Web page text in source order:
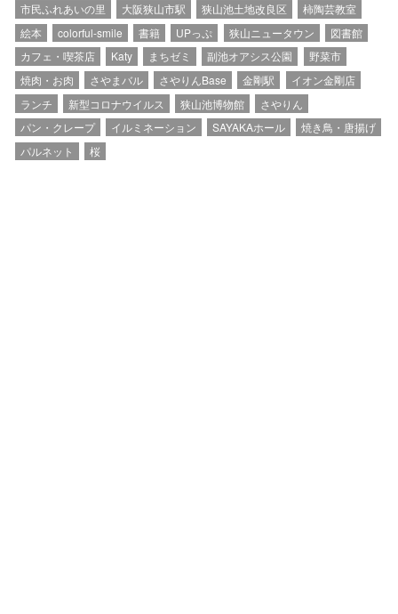
市民ふれあいの里
大阪狭山市駅 狭山池土地改良区
柿陶芸教室
絵本
colorful-smile 書籍 UPっぷ 狭山ニュータウン
図書館
カフェ・喫茶店
Katy まちゼミ 副池オアシス公園
野菜市
焼肉・お肉
さやまバル さやりんBase 金剛駅
イオン金剛店
ランチ
新型コロナウイルス 狭山池博物館
さやりん
パン・クレープ
イルミネーション SAYAKAホール
焼き鳥・唐揚げ
パルネット
桜